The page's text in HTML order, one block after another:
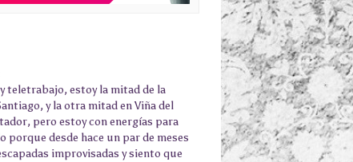
teletrabajo, estoy la mitad de la
y la otra mitad en Viña del
pero estoy con energías para
porque desde hace un par de meses
improvisadas y siento que